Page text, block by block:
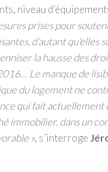
niveau
prises pour
d’autant qu’elles
la hausse des
Le manque de
du logement ne
qui fait actuellement
immobilier, dans un
», s’interroge